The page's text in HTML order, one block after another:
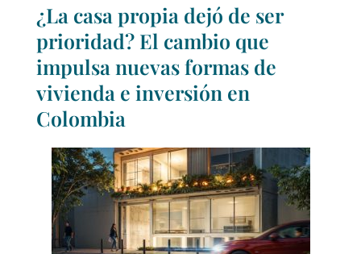
¿La casa propia dejó de ser
prioridad? El cambio que
impulsa nuevas formas de
vivienda e inversión en
Colombia